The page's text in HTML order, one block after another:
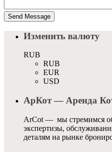
Изменить валюту
RUB
RUB
EUR
USD
АрКот — Аренда
ArCot — мы стремимся
экспертизы,
деталям на рынке